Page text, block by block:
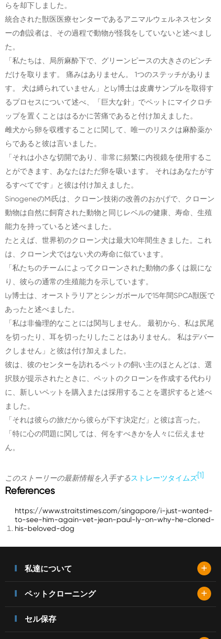
らを却下しました。
統合された獣医医療センターであるアニマルウェルネスセンタ
ーの創設者は、その過程で動物が怪我をしていないと述べまし
た。
「私たちは、局所麻酔下で、グリーンピースの大きさのピンチ
だけを取ります。 痛みはありません。 1つのステッチがありま
す。 犬は縛られていません」とLy博士は皮膚サンプルを取得す
るプロセスについて述べ、「巨大な針」でペットにマイクロチ
ップを置くことははるかに苦痛であると付け加えました。
雌犬から卵を収穫することに関して、唯一のリスクは麻酔薬か
らであると彼は言いました。
「それは小さな切開であり、非常に頻繁に内視鏡を使用するこ
とができます、あなたはただ卵を吸います。 それはあなたがす
るすべてです」と彼は付け加えました。
SinogeneのMi氏は、クローン技術の改善のおかげで、クローン
動物は自然に飼育された動物と同じレベルの健康、寿命、生殖
能力を持っていると述べました。
たとえば、世界初のクローン犬は最大10年間生きました。これ
は、クローン犬ではない犬の寿命に似ています。
「私たちのチームによってクローンされた動物の多くは親にな
り、彼らの通常の生殖能力を示しています。
Ly博士は、オーストラリアとシンガポールで15年間SPCA獣医で
あったと述べました。
「私は非倫理的なことには関与しません。 最初から、私は尻尾
を切ったり、耳を切ったりしたことはありません。 私はデバー
クしません」と彼は付け加えました。
彼は、彼のセンターを訪れるペットの飼い主のほとんどは、選
択肢が提示されたときに、ペットのクローンを作成する代わり
に、新しいペットを購入または採用することを選択すると述べ
ました。
「それは彼らの旅だから彼らが下す決定だ」と彼は言った。
「特に心の問題に関しては、何をすべきかを人々に伝えませ
ん。
このストーリーの最新情報を入手するストレーツタイムズ[1]
References
https://www.straitstimes.com/singapore/i-just-wanted-
to-see-him-again-vet-jean-paul-ly-on-why-he-cloned-
his-beloved-dog
私達について +
ペットクローニング +
セル保存